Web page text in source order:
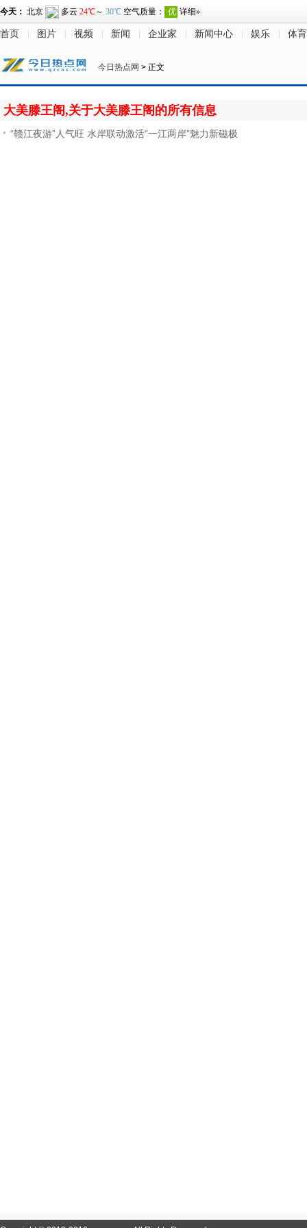
首页 图片 视频 新闻 企业家 新闻中心 娱乐 体育
今日热点网 > 正文
大美滕王阁,关于大美滕王阁的所有信息
“赣江夜游”人气旺 水岸联动激活“一江两岸”魅力新磁极